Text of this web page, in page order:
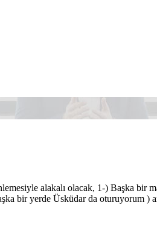
alakalı olacak, 1-) Başka bir
bir yerde Üsküdar da oturuyorum